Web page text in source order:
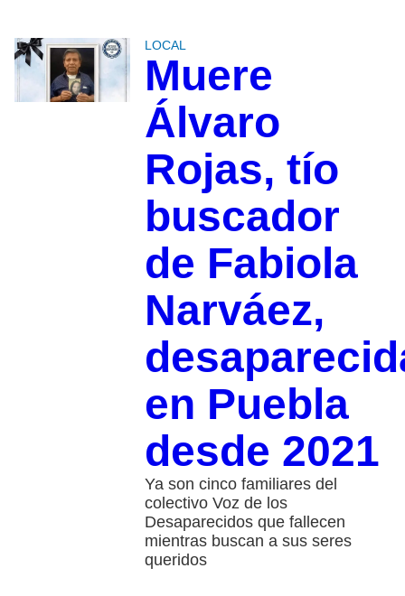
LOCAL
Muere
Álvaro
Rojas, tío
buscador
de Fabiola
Narváez,
en Puebla
desde 2021
Ya son cinco familiares del
colectivo Voz de los
Desaparecidos que fallecen
mientras buscan a sus seres
queridos